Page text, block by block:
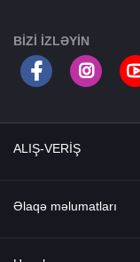
BIZI IZLƏYIN
ALIŞ-VERİŞ
Ana səhifə
Əlaqə məlumatları